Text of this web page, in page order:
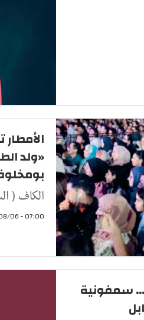
«ولد
الكاف (
07:00 - 2026/08/06
... سمفونية